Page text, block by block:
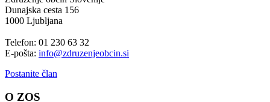
Dunajska cesta 156
1000 Ljubljana
Telefon: 01 230 63 32
E-pošta: info@zdruzenjeobcin.si
Postanite član
O ZOS